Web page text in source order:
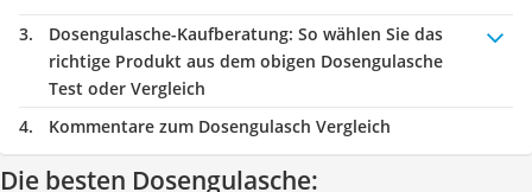
Dosengulasche-Kaufberatung: So wählen Sie das
richtige Produkt aus dem obigen Dosengulasche
Test oder Vergleich
Kommentare zum Dosengulasch Vergleich
Die besten Dosengulasche: